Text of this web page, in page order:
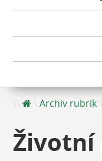
Archiv rubrik
Životní